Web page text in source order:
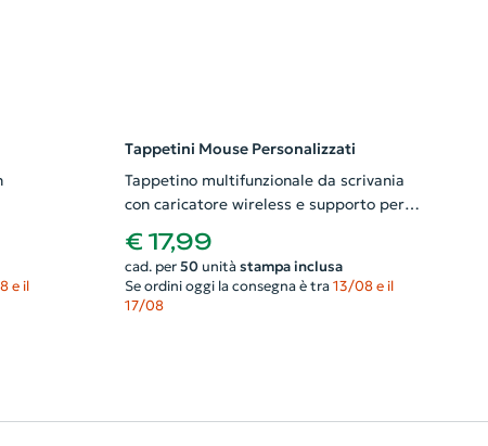
e il
Tappetini Mouse Personalizzati
Tappetino multifunzionale da scrivania
con caricatore wireless e supporto per
telefono in RPET 315x270mm
€ 17,99
cad. per 50unità stampa inclusa
Se ordini oggi la consegna è tra 13/08 e il
17/08